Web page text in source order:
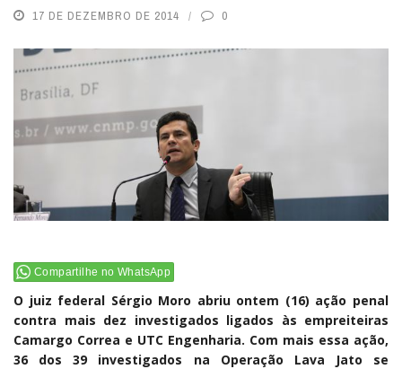
17 DE DEZEMBRO DE 2014 0
Compartilhe no WhatsApp
O juiz federal Sérgio Moro abriu ontem (16) ação penal
contra mais dez investigados ligados às empreiteiras
Camargo Correa e UTC Engenharia. Com mais essa ação,
36 dos 39 investigados na Operação Lava Jato se